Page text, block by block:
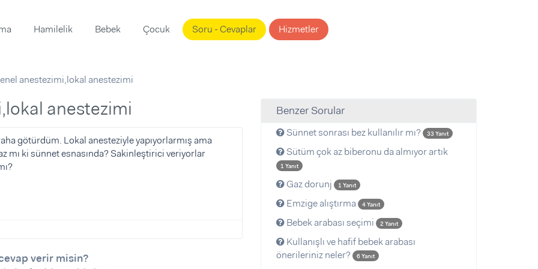
Hamilelik Bebek Çocuk Soru - Cevaplar Hizmetler
anestezimi,lokal anestezimi
anestezimi
götürdüm. Lokal anesteziyle yapıyorlarmış ama
mı ki sünnet esnasında? Sakinleştirici veriyorlar
verir misin?
Benzer Sorular
Sünnet sonrası bez kullanılır mı? 33 Yanıt
Sütüm çok az biberonu da almıyor artık
1 Yanıt
Gaz dorunj 1 Yanıt
Emzige alıştırma 4 Yanıt
Bebek arabası seçimi 2 Yanıt
Kullanışlı ve hafif bebek arabası
önerileriniz neler?
6 Yanıt